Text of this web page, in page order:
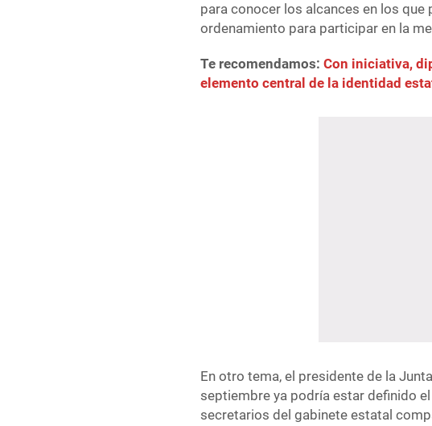
para conocer los alcances en los que
ordenamiento para participar en la
Te recomendamos:Con iniciativa,
elemento central de la identidad
En otro tema, el presidente de la
septiembre ya podría estar definido
secretarios del gabinete estatal